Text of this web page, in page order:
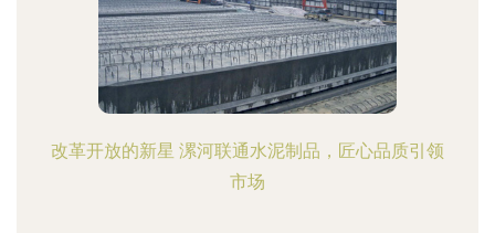
改革开放的新星 漯河联通水泥制品，匠心品质引领
市场